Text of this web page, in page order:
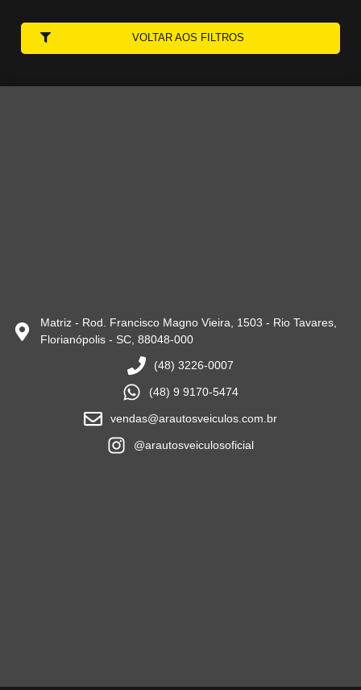
VOLTAR AOS FILTROS
Matriz - Rod. Francisco Magno Vieira, 1503 - Rio Tavares,
Florianópolis - SC, 88048-000
(48) 3226-0007
(48) 9 9170-5474
vendas@arautosveiculos.com.br
@arautosveiculosoficial